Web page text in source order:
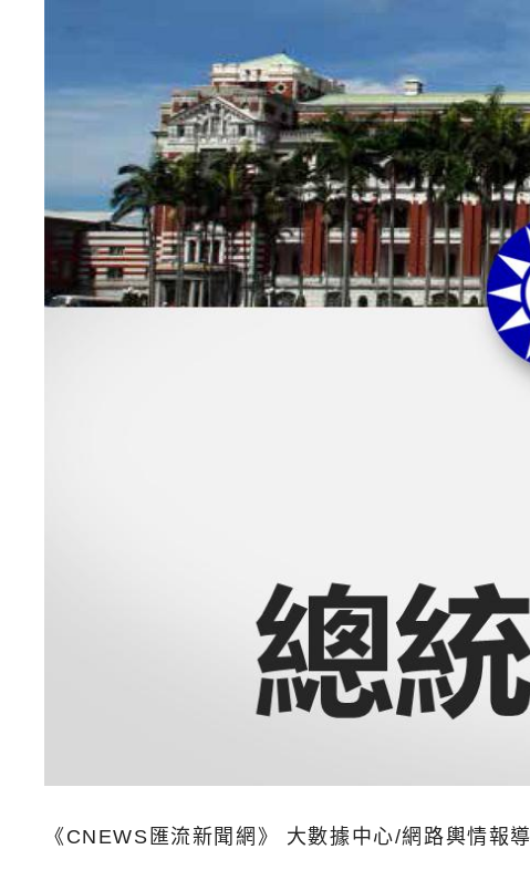
《CNEWS匯流新聞網》 大數據中心/網路輿情報導